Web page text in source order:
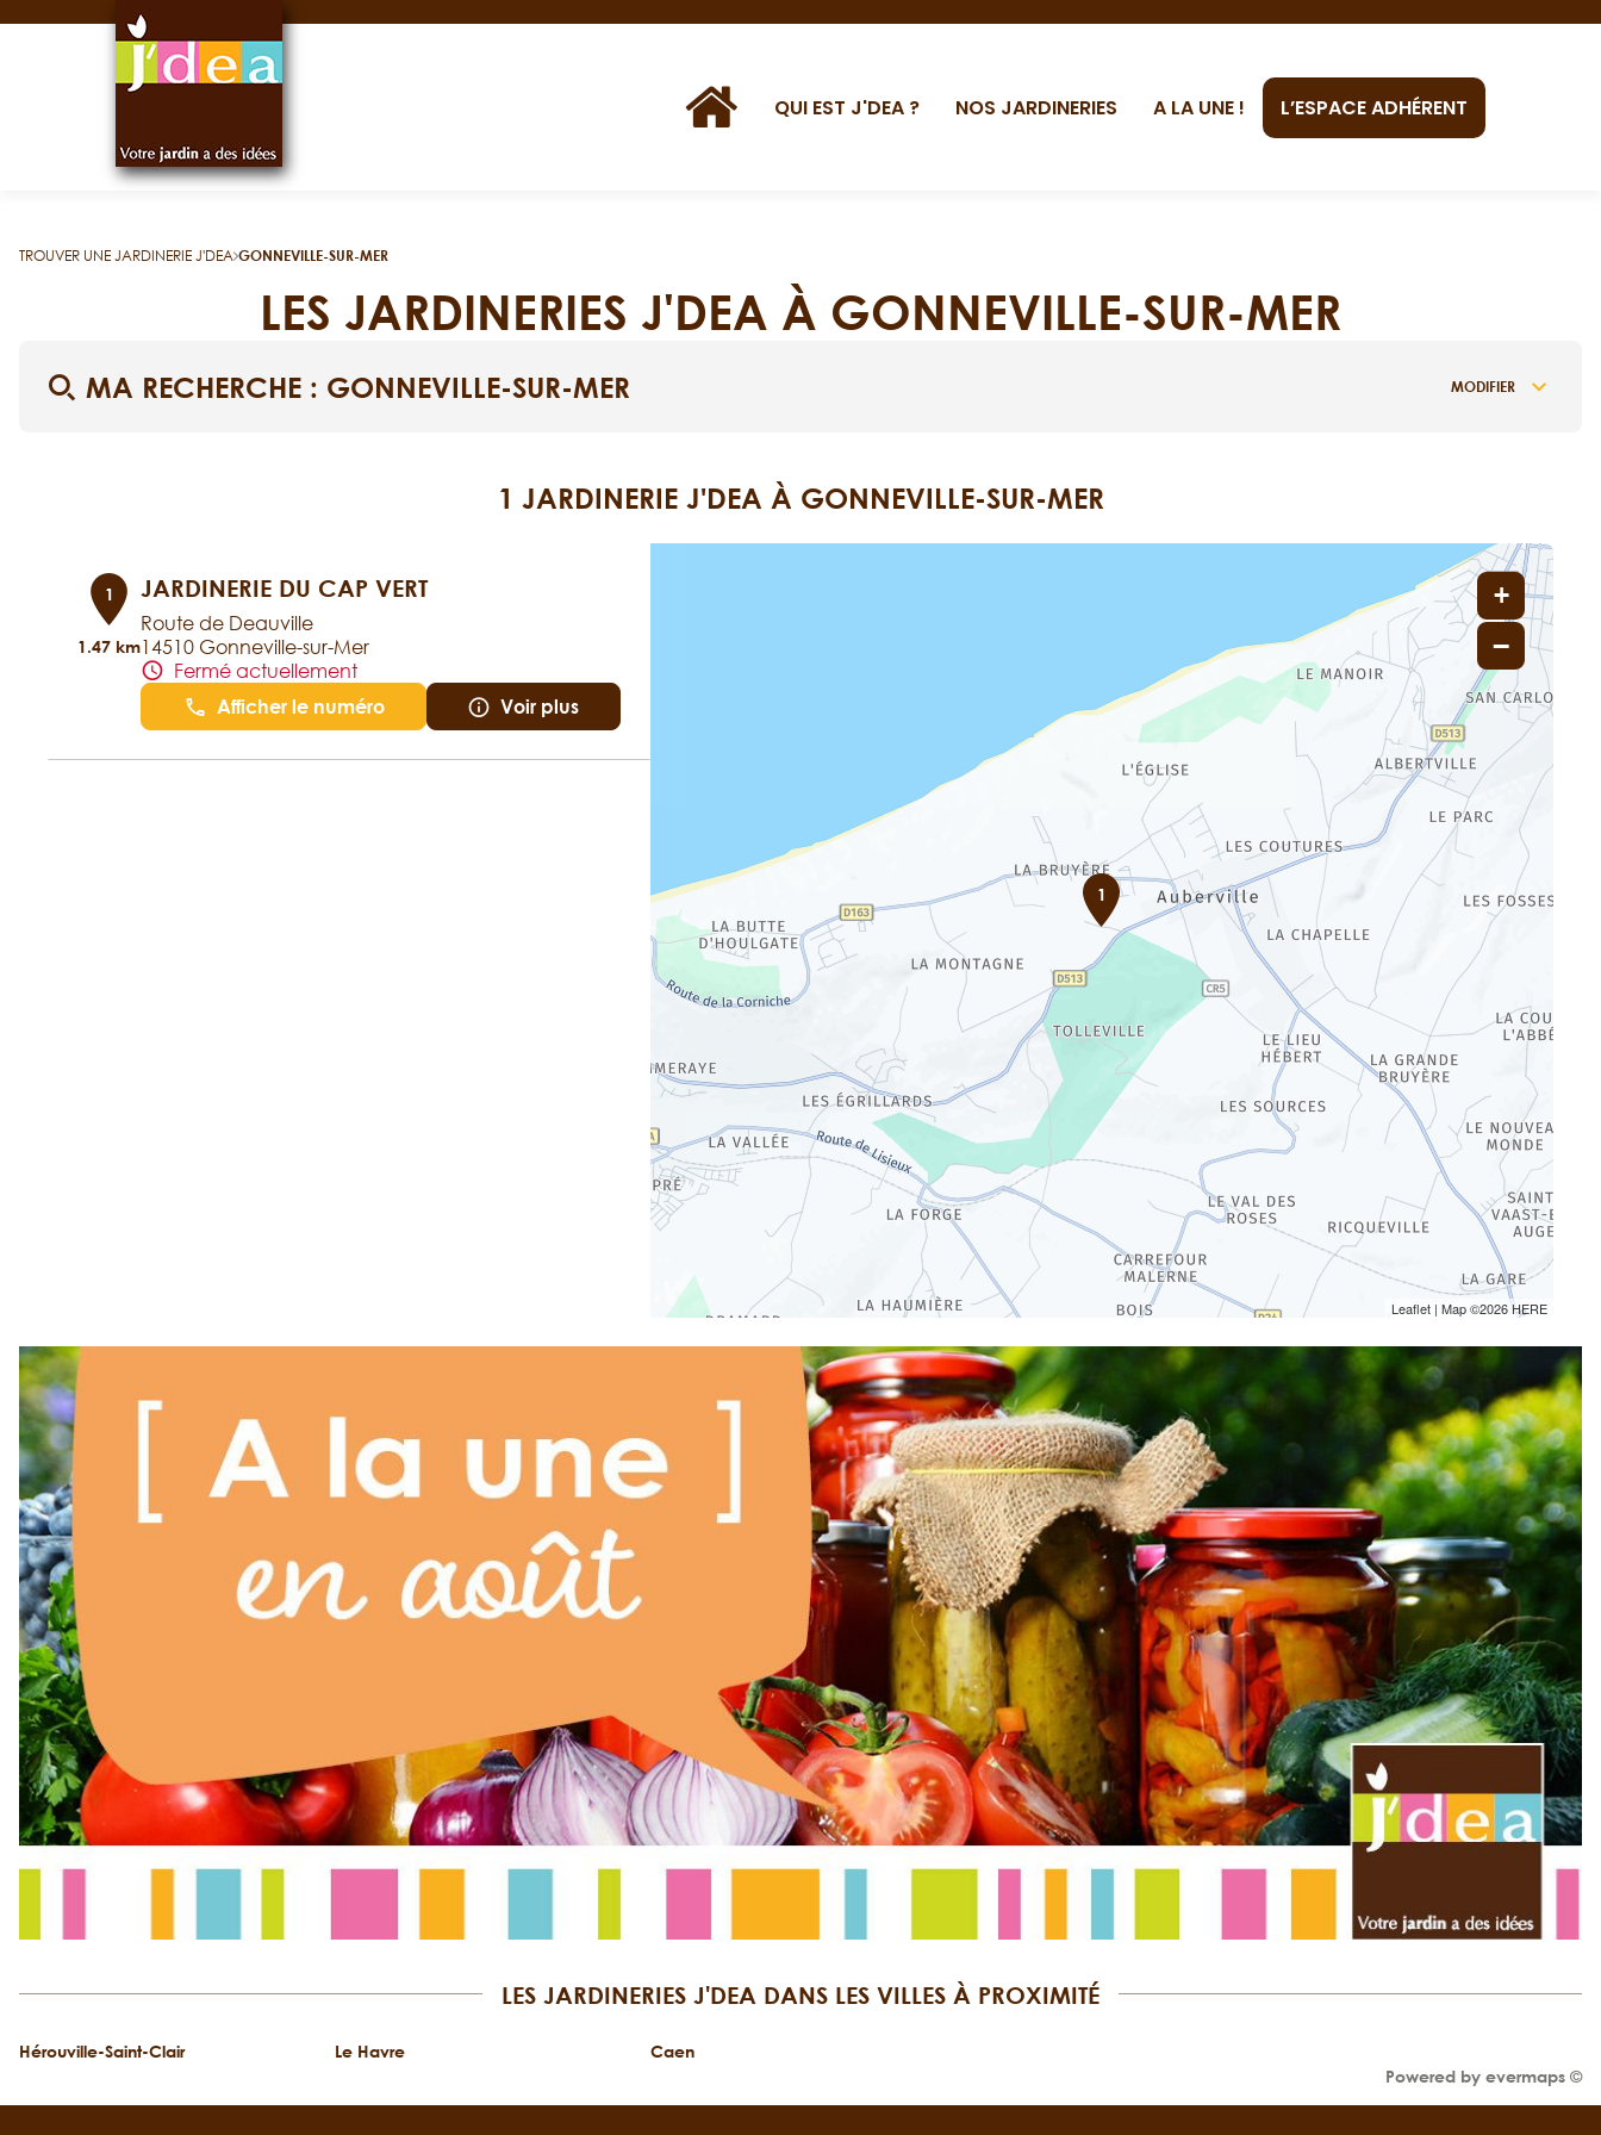
QUI EST J'DEA ? NOS JARDINERIES A LA UNE ! L’ESPACE ADHÉRENT
TROUVER UNE JARDINERIE J'DEA GONNEVILLE-SUR-MER
LES JARDINERIES J'DEA À GONNEVILLE-SUR-MER
MA RECHERCHE : GONNEVILLE-SUR-MER MODIFIER
1 JARDINERIE J'DEA À GONNEVILLE-SUR-MER
1
1.47 km
JARDINERIE DU CAP VERT
Route de Deauville
14510 Gonneville-sur-Mer
Fermé actuellement
Afficher le numéro
Voir plus
1
+
−
Leaflet| Map ©2026HERE
LES JARDINERIES J'DEA DANS LES VILLES À PROXIMITÉ
Hérouville-Saint-Clair Le Havre
Caen
Powered by evermaps ©